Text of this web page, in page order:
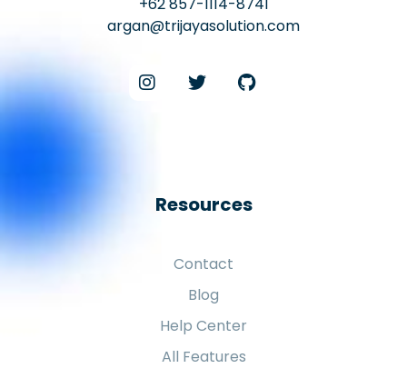
argan@trijayasolution.com
Resources
Contact
Blog
Help Center
All Features